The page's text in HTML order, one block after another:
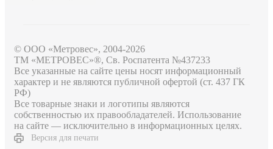
© ООО «Метровес», 2004-2026
ТМ «МЕТРОВЕС»®, Св. Роспатента №4​3​7​2​3​3
Все указанные на сайте цены носят информационный
характер и не являются публичной офертой (ст. 437 ГК
РФ)
Все товарные знаки и логотипы являются
собственностью их правообладателей. Использование
на сайте — исключительно в информационных целях.
Версия для печати